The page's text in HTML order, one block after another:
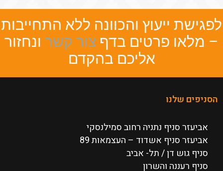
לפגישת ייעוץ והכוונה ללא התחייבות
– מלאו פרטים בדף צור קשר ונחזור
אליכם בהקדם
הסניפים שלנו
אביעזר סניף נתניה רחוב סמילנסקי
אביעזר סניף אשדוד – העצמאות 89
סניף גוש דן / תל- אביב
סניף רעננה והשרון